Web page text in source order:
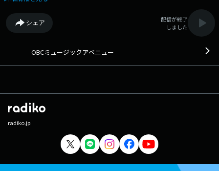
シェア
配信が終了
しました
OBCミュージックアベニュー
radiko.jp